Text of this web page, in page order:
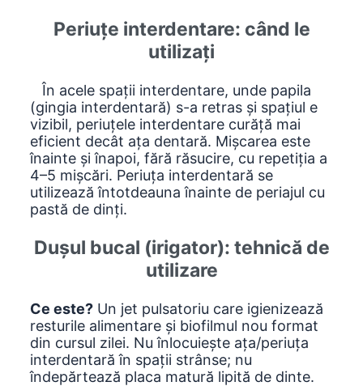
Periuțe interdentare: când le
utilizați
În acele spații interdentare, unde papila
(gingia interdentară) s-a retras și spațiul e
vizibil, periuțele interdentare curăță mai
eficient decât ața dentară. Mișcarea este
înainte și înapoi, fără răsucire, cu repetiția a
4–5 mișcări. Periuța interdentară se
utilizează întotdeauna înainte de periajul cu
pastă de dinți.
Dușul bucal (irigator): tehnică de
utilizare
Ce este? Un jet pulsatoriu care igienizează
resturile alimentare și biofilmul nou format
din cursul zilei. Nu înlocuiește ața/periuța
interdentară în spații strânse; nu
îndepărtează placa matură lipită de dinte.